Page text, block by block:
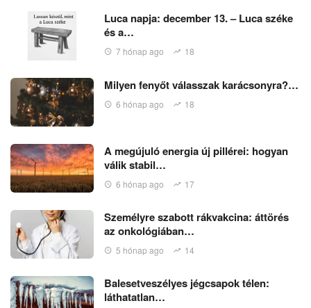
Luca napja: december 13. – Luca széke
és a…
7 hónap ago 18
Milyen fenyőt válasszak karácsonyra?…
6 hónap ago 18
A megújuló energia új pillérei: hogyan
válik stabil…
6 hónap ago 17
Személyre szabott rákvakcina: áttörés
az onkológiában…
5 hónap ago 14
Balesetveszélyes jégcsapok télen:
láthatatlan…